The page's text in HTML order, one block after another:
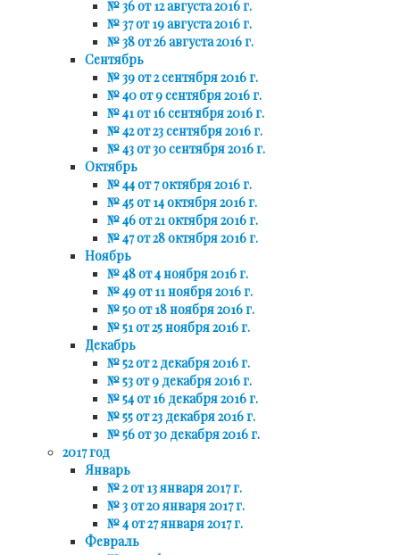
№ 36 от 12 августа 2016 г.
№ 37 от 19 августа 2016 г.
№ 38 от 26 августа 2016 г.
Сентябрь
№ 39 от 2 сентября 2016 г.
№ 40 от 9 сентября 2016 г.
№ 41 от 16 сентября 2016 г.
№ 42 от 23 сентября 2016 г.
№ 43 от 30 сентября 2016 г.
Октябрь
№ 44 от 7 октября 2016 г.
№ 45 от 14 октября 2016 г.
№ 46 от 21 октября 2016 г.
№ 47 от 28 октября 2016 г.
Ноябрь
№ 48 от 4 ноября 2016 г.
№ 49 от 11 ноября 2016 г.
№ 50 от 18 ноября 2016 г.
№ 51 от 25 ноября 2016 г.
Декабрь
№ 52 от 2 декабря 2016 г.
№ 53 от 9 декабря 2016 г.
№ 54 от 16 декабря 2016 г.
№ 55 от 23 декабря 2016 г.
№ 56 от 30 декабря 2016 г.
2017 год
Январь
№ 2 от 13 января 2017 г.
№ 3 от 20 января 2017 г.
№ 4 от 27 января 2017 г.
Февраль